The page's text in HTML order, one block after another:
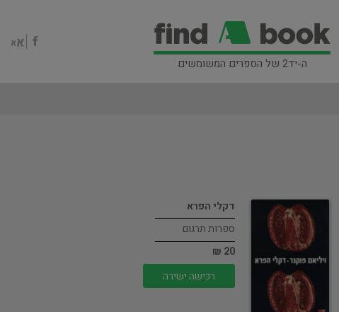
ה-יד2 של הספרים המשומשים
דקלי הפרא
ספרות תרגום
20 ₪
רכישה ישירה